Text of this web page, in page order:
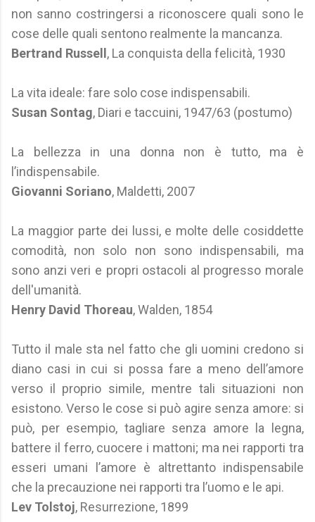
non sanno costringersi a riconoscere quali sono le
cose delle quali sentono realmente la mancanza.
Bertrand Russell , La conquista della felicità, 1930
La vita ideale: fare solo cose indispensabili.
Susan Sontag, Diari e taccuini, 1947/63 (postumo)
La bellezza in una donna non è tutto, ma è
l’indispensabile.
Giovanni Soriano, Maldetti, 2007
La maggior parte dei lussi, e molte delle cosiddette
comodità, non solo non sono indispensabili, ma
sono anzi veri e propri ostacoli al progresso morale
dell'umanità.
Henry David Thoreau, Walden, 1854
Tutto il male sta nel fatto che gli uomini credono si
diano casi in cui si possa fare a meno dell’amore
verso il proprio simile, mentre tali situazioni non
esistono. Verso le cose si può agire senza amore: si
può, per esempio, tagliare senza amore la legna,
battere il ferro, cuocere i mattoni; ma nei rapporti tra
esseri umani l’amore è altrettanto indispensabile
che la precauzione nei rapporti tra l’uomo e le api.
Lev Tolstoj, Resurrezione, 1899